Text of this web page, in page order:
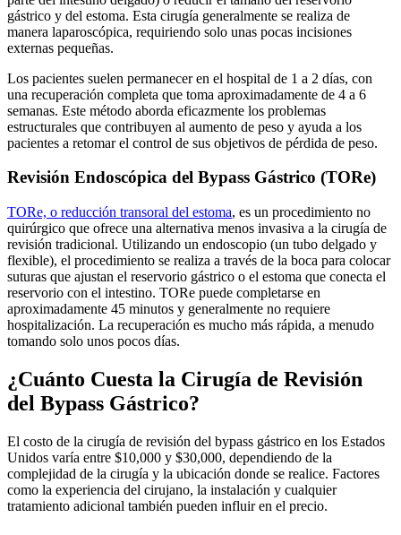
gástrico y del estoma. Esta cirugía generalmente se realiza de
manera laparoscópica, requiriendo solo unas pocas incisiones
externas pequeñas.
Los pacientes suelen permanecer en el hospital de 1 a 2 días, con
una recuperación completa que toma aproximadamente de 4 a 6
semanas. Este método aborda eficazmente los problemas
estructurales que contribuyen al aumento de peso y ayuda a los
pacientes a retomar el control de sus objetivos de pérdida de peso.
Revisión Endoscópica del Bypass Gástrico (TORe)
TORe, o reducción transoral del estoma, es un procedimiento no
quirúrgico que ofrece una alternativa menos invasiva a la cirugía de
revisión tradicional. Utilizando un endoscopio (un tubo delgado y
flexible), el procedimiento se realiza a través de la boca para colocar
suturas que ajustan el reservorio gástrico o el estoma que conecta el
reservorio con el intestino. TORe puede completarse en
aproximadamente 45 minutos y generalmente no requiere
hospitalización. La recuperación es mucho más rápida, a menudo
tomando solo unos pocos días.
¿Cuánto Cuesta la Cirugía de Revisión
del Bypass Gástrico?
El costo de la cirugía de revisión del bypass gástrico en los Estados
Unidos varía entre $10,000 y $30,000, dependiendo de la
complejidad de la cirugía y la ubicación donde se realice. Factores
como la experiencia del cirujano, la instalación y cualquier
tratamiento adicional también pueden influir en el precio.